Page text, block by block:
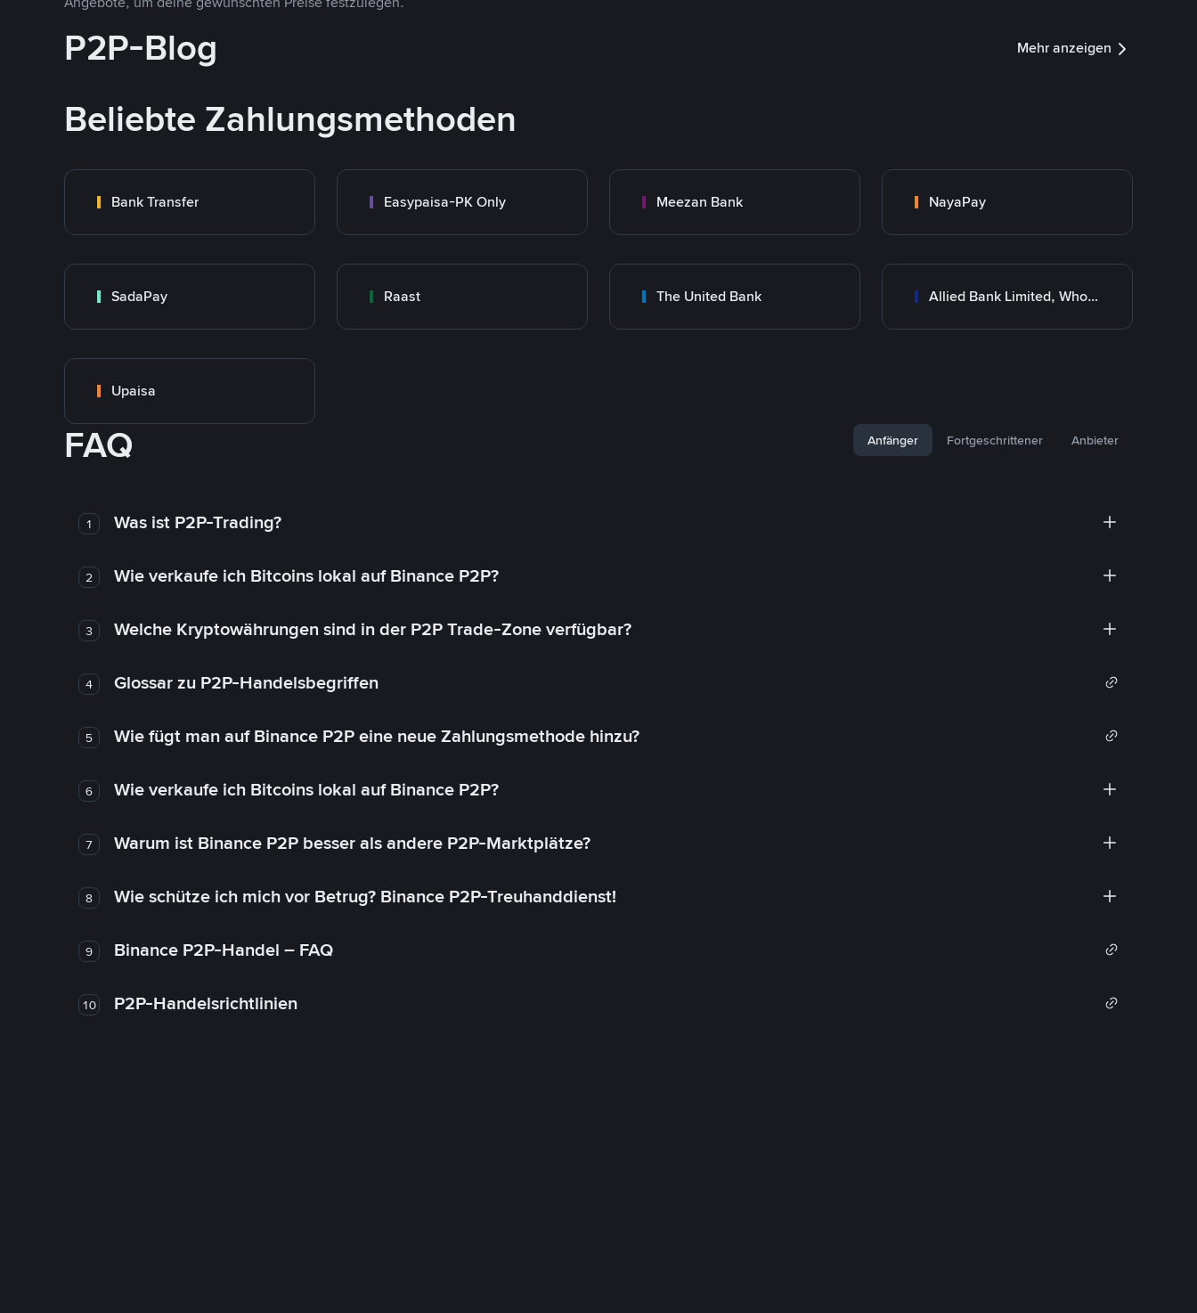
P2P-Blog Mehr anzeigen
Beliebte Zahlungsmethoden
Bank Transfer Easypaisa-PK Only Meezan Bank NayaPay
SadaPay Raast The United Bank Allied Bank Limited, Wholesale Branch
Upaisa
FAQ Anfänger Fortgeschrittener Anbieter
1 Was ist P2P-Trading?
2 Wie verkaufe ich Bitcoins lokal auf Binance P2P?
3 Welche Kryptowährungen sind in der P2P Trade-Zone verfügbar?
4 Glossar zu P2P-Handelsbegriffen
5 Wie fügt man auf Binance P2P eine neue Zahlungsmethode hinzu?
6 Wie verkaufe ich Bitcoins lokal auf Binance P2P?
7 Warum ist Binance P2P besser als andere P2P-Marktplätze?
8 Wie schütze ich mich vor Betrug? Binance P2P-Treuhanddienst!
9 Binance P2P-Handel – FAQ
10 P2P-Handelsrichtlinien